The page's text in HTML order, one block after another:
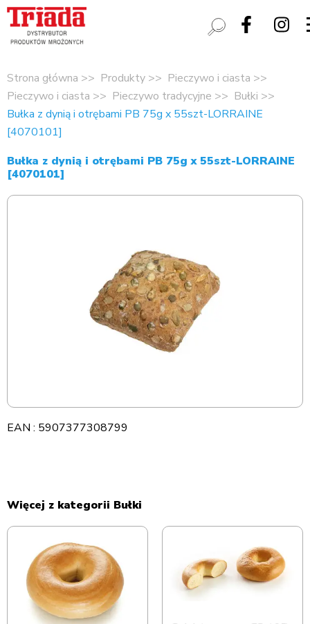
Strona główna Produkty
Pieczywo i ciasta
Pieczywo i ciasta
Pieczywo tradycyjne
Bułki
Bułka z dynią i otrębami PB 75g x 55szt-LORRAINE
[4070101]
Bułka z dynią i otrębami PB 75g x 55szt-LORRAINE
[4070101]
EAN : 5907377308799
Więcej z kategorii Bułki